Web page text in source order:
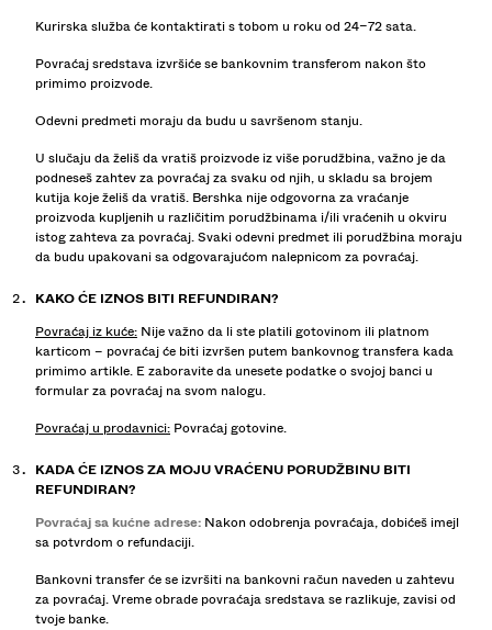
Kurirska služba će kontaktirati s tobom u roku od 24–72 sata.
Povraćaj sredstava izvršiće se bankovnim transferom nakon što
primimo proizvode.
Odevni predmeti moraju da budu u savršenom stanju.
U slučaju da želiš da vratiš proizvode iz više porudžbina, važno je da
podneseš zahtev za povraćaj za svaku od njih, u skladu sa brojem
kutija koje želiš da vratiš. Bershka nije odgovorna za vraćanje
proizvoda kupljenih u različitim porudžbinama i/ili vraćenih u okviru
istog zahteva za povraćaj. Svaki odevni predmet ili porudžbina moraju
da budu upakovani sa odgovarajućom nalepnicom za povraćaj.
KAKO ĆE IZNOS BITI REFUNDIRAN?
Povraćaj iz kuće: Nije važno da li ste platili gotovinom ili platnom
karticom – povraćaj će biti izvršen putem bankovnog transfera kada
primimo artikle. E zaboravite da unesete podatke o svojoj banci u
formular za povraćaj na svom nalogu.
Povraćaj u prodavnici: Povraćaj gotovine.
KADA ĆE IZNOS ZA MOJU VRAĆENU PORUDŽBINU BITI
REFUNDIRAN?
Povraćaj sa kućne adrese: Nakon odobrenja povraćaja, dobićeš imejl
sa potvrdom o refundaciji.
Bankovni transfer će se izvršiti na bankovni račun naveden u zahtevu
za povraćaj. Vreme obrade povraćaja sredstava se razlikuje, zavisi od
tvoje banke.